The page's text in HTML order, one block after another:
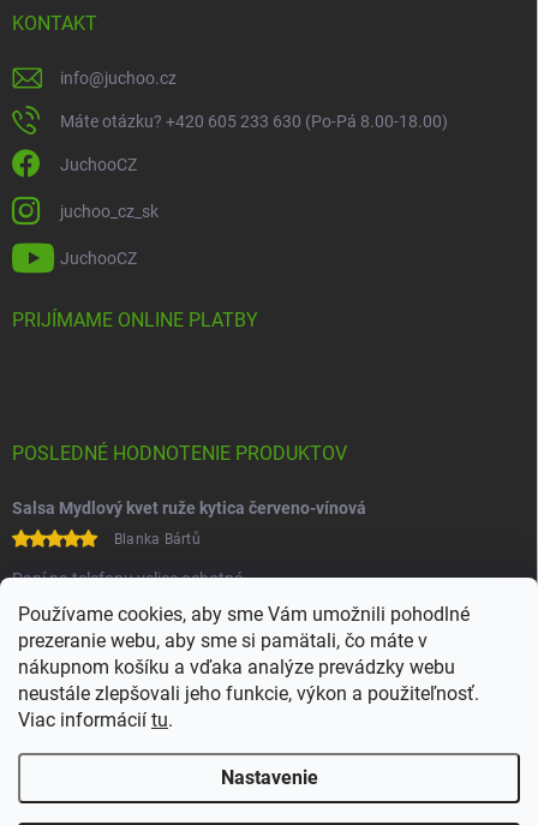
Používame cookies, aby sme Vám umožnili pohodlné
prezeranie webu, aby sme si pamätali, čo máte v
nákupnom košíku a vďaka analýze prevádzky webu
neustále zlepšovali jeho funkcie, výkon a použiteľnosť.
Viac informácií tu.
Nastavenie
KONTAKT
info@juchoo.cz
Máte otázku? +420 605 233 630 (Po-Pá 8.00-18.00)
JuchooCZ
juchoo_cz_sk
JuchooCZ
PRIJÍMAME ONLINE PLATBY
POSLEDNÉ HODNOTENIE PRODUKTOV
Salsa Mydlový kvet ruže kytica červeno-vínová
Blanka Bártů
Paní na telefonu velice ochotná